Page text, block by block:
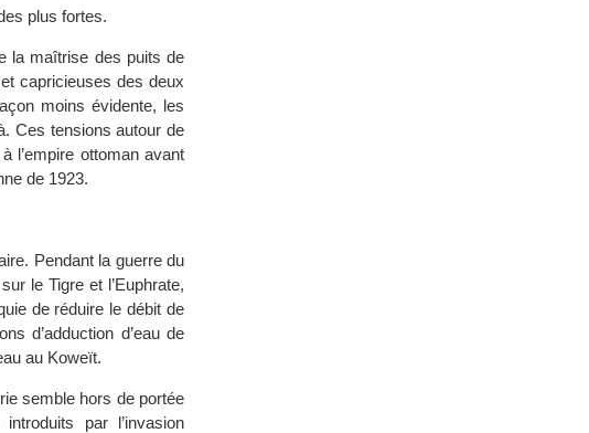
plus fortes.
la maîtrise des puits de
capricieuses des deux
moins évidente, les
Ces tensions autour de
l’empire ottoman avant
de 1923.
Pendant la guerre du
le Tigre et l’Euphrate,
de réduire le débit de
d’adduction d’eau de
au Koweït.
semble hors de portée
par l’invasion